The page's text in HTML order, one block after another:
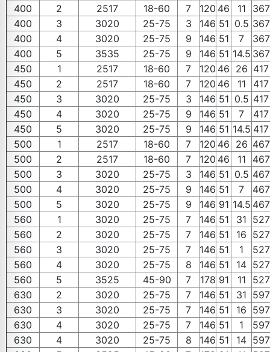
400
2 2517 18-60 7 120 46 11
367
400
3 3020 25-75 3 146 51 0.5 367
400
4 3020 25-75 9 146 51 7
367
400
5 3535 25-75 9 146 51 14.5 367
450
1 2517 18-60 7 120 46 26 417
450
2 2517 18-60 7 120 46 11
417
450
3 3020 25-75 3 146 51 0.5 417
450
4 3020 25-75 9 146 51 7
417
450
5 3020 25-75 9 146 51 14.5 417
500
1 2517 18-60 7 120 46 26 467
500
2 2517 18-60 7 120 46 11
467
500
3 3020 25-75 3 146 51 0.5 467
500
4 3020 25-75 9 146 51 7
467
500
5 3020 25-75 9 146 91 14.5 467
560
1 3020 25-75 7 146 51 31 527
560
2 3020 25-75 7 146 51 16 527
560
3 3020 25-75 7 146 51 1
527
560
4 3020 25-75 8 146 51 14 527
560
5 3525 45-90 7 178 91 11
527
630
2 3020 25-75 7 146 51 31 597
630
3 3020 25-75 7 146 51 16 597
630
4 3020 25-75 7 146 51 1
597
630
4 3020 25-75 8 146 51 14 597